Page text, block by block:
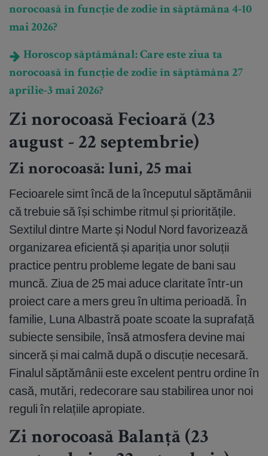
norocoasă în funcție de zodie în săptămâna 4-10
mai 2026?
Horoscop săptămânal: Care este ziua ta
norocoasă în funcție de zodie în săptămâna 27
aprilie-3 mai 2026?
Zi norocoasă Fecioară (23
august - 22 septembrie)
Zi norocoasă: luni, 25 mai
Fecioarele simt încă de la începutul săptămânii
că trebuie să își schimbe ritmul și prioritățile.
Sextilul dintre Marte și Nodul Nord favorizează
organizarea eficientă și apariția unor soluții
practice pentru probleme legate de bani sau
muncă. Ziua de 25 mai aduce claritate într-un
proiect care a mers greu în ultima perioadă. În
familie, Luna Albastră poate scoate la suprafață
subiecte sensibile, însă atmosfera devine mai
sinceră și mai calmă după o discuție necesară.
Finalul săptămânii este excelent pentru ordine în
casă, mutări, redecorare sau stabilirea unor noi
reguli în relațiile apropiate.
Zi norocoasă Balanță (23